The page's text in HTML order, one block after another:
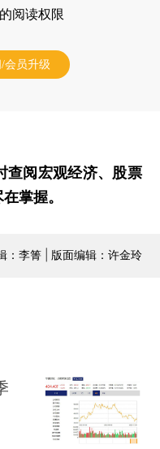
阅读权限
会员升级
查阅宏观经济、股票
掌握。
：李箐 | 版面编辑：许金玲